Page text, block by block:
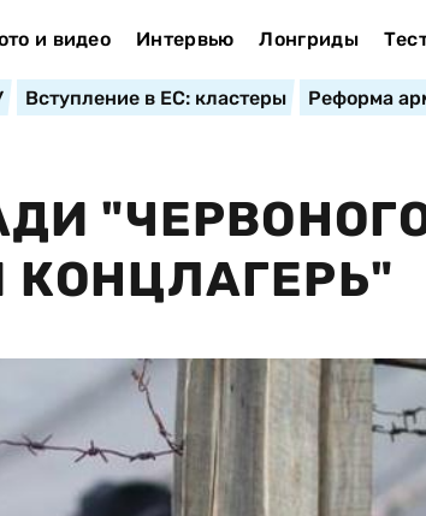
и видео Интервью Лонгриды
Вступление в ЕС: кластеры Реформа
КОНЦЛАГЕРЬ"